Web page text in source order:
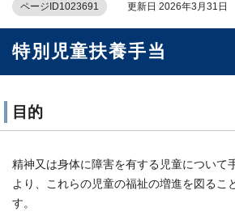
ページID1023691 更新日 2026年3月31日
特別児童扶養手当
目的
精神又は身体に障害を有する児童について
より、これらの児童の福祉の増進を図るこ
す。